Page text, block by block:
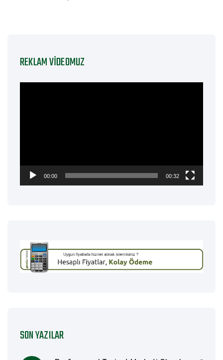
REKLAM VIDEOMUZ
00:00 00:32
SON YAZILAR